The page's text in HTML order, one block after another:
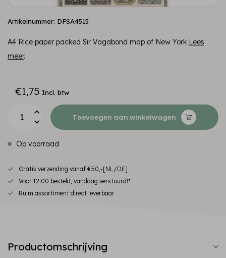
Artikelnummer: DFSA4515
A4 Rice paper packed Sir Vagabond map of New York Lees
meer.
€1,75 Incl. btw
Toevoegen aan winkelwagen
Op voorraad
Gratis verzending vanaf €50,-[NL/DE]
Voor 12:00 besteld, vandaag verstuurd!*
Ruim assortiment direct leverbaar
Productomschrijving